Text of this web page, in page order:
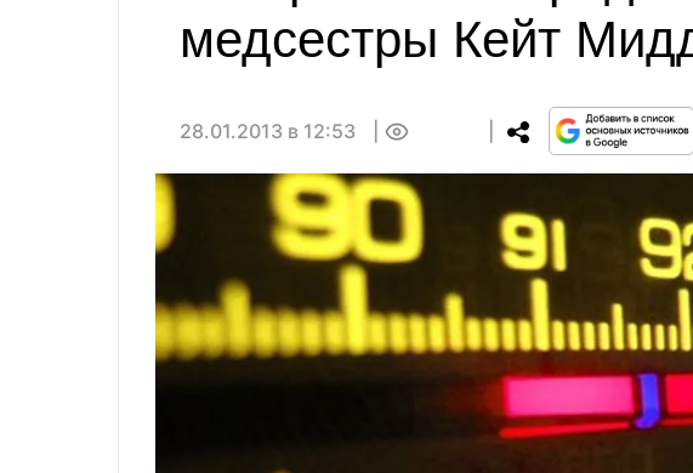
медсестры Кейт
28.01.2013 в 12:53